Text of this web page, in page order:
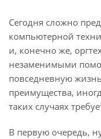
Сегодня сложно
компьютерной
и, конечно же,
незаменимыми
повседневную
преимущества,
таких случаях
В первую очередь,